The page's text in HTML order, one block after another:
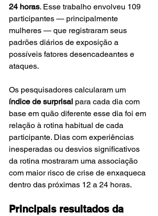
24 horas. Esse trabalho envolveu 109
participantes — principalmente
mulheres — que registraram seus
padrões diários de exposição a
possíveis fatores desencadeantes e
ataques.
Os pesquisadores calcularam um
índice de surprisal para cada dia com
base em quão diferente esse dia foi em
relação à rotina habitual de cada
participante. Dias com experiências
inesperadas ou desvios significativos
da rotina mostraram uma associação
com maior risco de crise de enxaqueca
dentro das próximas 12 a 24 horas.
Principais resultados da